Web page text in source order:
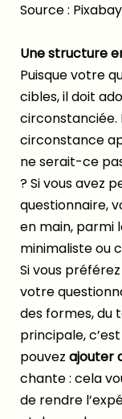
Source : Pixabay
Une structure
Puisque votre
cibles, il doit
circonstanciée.
circonstance
ne serait-ce
? Si vous avez
questionnaire,
en main, parmi
minimaliste ou
Si vous
votre
des formes, du
principale,
pouvez ajouter
chante : cela
de rendre